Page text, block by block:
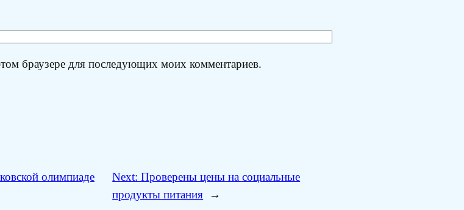
браузере для последующих моих комментариев.
олимпиаде
Next:Проверены цены на социальные
продукты питания
→